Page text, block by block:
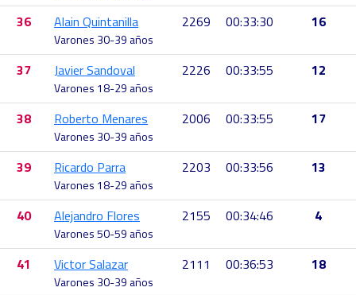
36 Alain Quintanilla
Varones 30-39 años
2269 00:33:30 16
37 Javier Sandoval
Varones 18-29 años
2226 00:33:55 12
38 Roberto Menares
Varones 30-39 años
2006 00:33:55 17
39 Ricardo Parra
Varones 18-29 años
2203 00:33:56 13
40 Alejandro Flores
Varones 50-59 años
2155 00:34:46 4
41 Victor Salazar
Varones 30-39 años
2111 00:36:53 18